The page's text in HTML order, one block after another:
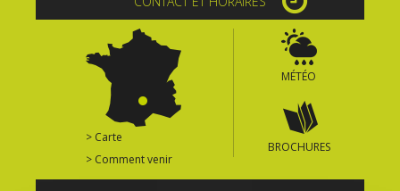
> Carte
> Comment venir
MÉTÉO
BROCHURES